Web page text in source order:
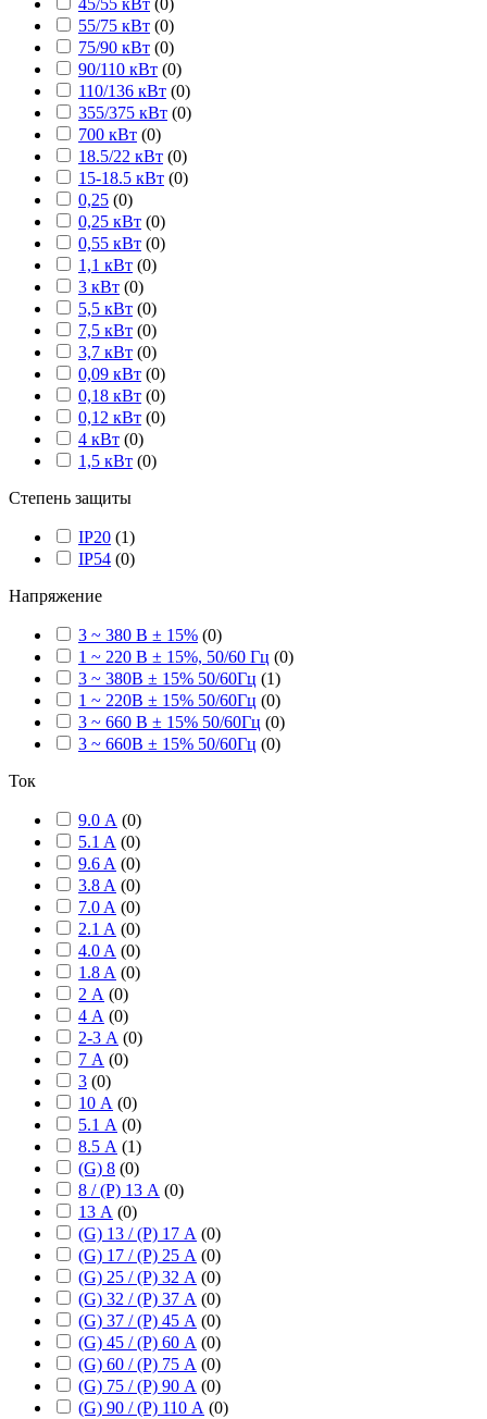
45/55 кВт (0)
55/75 кВт (0)
75/90 кВт (0)
90/110 кВт (0)
110/136 кВт (0)
355/375 кВт (0)
700 кВт (0)
18.5/22 кВт (0)
15-18.5 кВт (0)
0,25 (0)
0,25 кВт (0)
0,55 кВт (0)
1,1 кВт (0)
3 кВт (0)
5,5 кВт (0)
7,5 кВт (0)
3,7 кВт (0)
0,09 кВт (0)
0,18 кВт (0)
0,12 кВт (0)
4 кВт (0)
1,5 кВт (0)
Степень защиты
IP20 (1)
IP54 (0)
Напряжение
3 ~ 380 В ± 15% (0)
1 ~ 220 В ± 15%, 50/60 Гц (0)
3 ~ 380В ± 15% 50/60Гц (1)
1 ~ 220В ± 15% 50/60Гц (0)
3 ~ 660 В ± 15% 50/60Гц (0)
3 ~ 660В ± 15% 50/60Гц (0)
Ток
9.0 А (0)
5.1 A (0)
9.6 A (0)
3.8 A (0)
7.0 A (0)
2.1 A (0)
4.0 A (0)
1.8 A (0)
2 А (0)
4 А (0)
2-3 А (0)
7 А (0)
3 (0)
10 А (0)
5.1 А (0)
8.5 А (1)
(G) 8 (0)
8 / (P) 13 А (0)
13 А (0)
(G) 13 / (P) 17 А (0)
(G) 17 / (P) 25 А (0)
(G) 25 / (P) 32 А (0)
(G) 32 / (P) 37 А (0)
(G) 37 / (P) 45 А (0)
(G) 45 / (P) 60 А (0)
(G) 60 / (P) 75 А (0)
(G) 75 / (P) 90 А (0)
(G) 90 / (P) 110 А (0)